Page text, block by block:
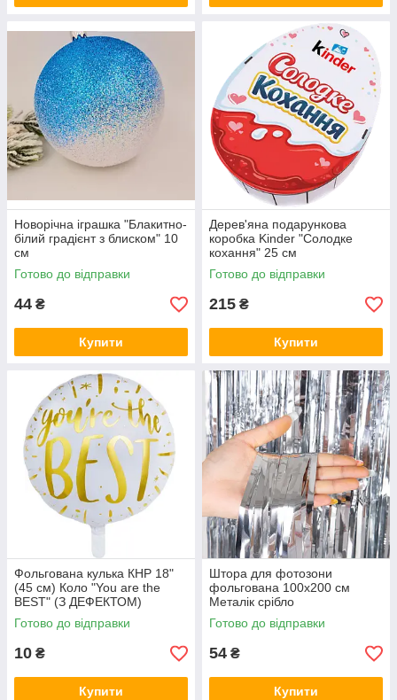
Новорічна іграшка "Блакитно-
білий градієнт з блиском" 10
см
Готово до відправки
44 ₴
Купити
Дерев'яна подарункова
коробка Kinder "Солодке
кохання" 25 см
Готово до відправки
215 ₴
Купити
Фольгована кулька КНР 18"
(45 см) Коло "You are the
BEST" (З ДЕФЕКТОМ)
Готово до відправки
10 ₴
Купити
Штора для фотозони
фольгована 100х200 см
Металік срібло
Готово до відправки
54 ₴
Купити